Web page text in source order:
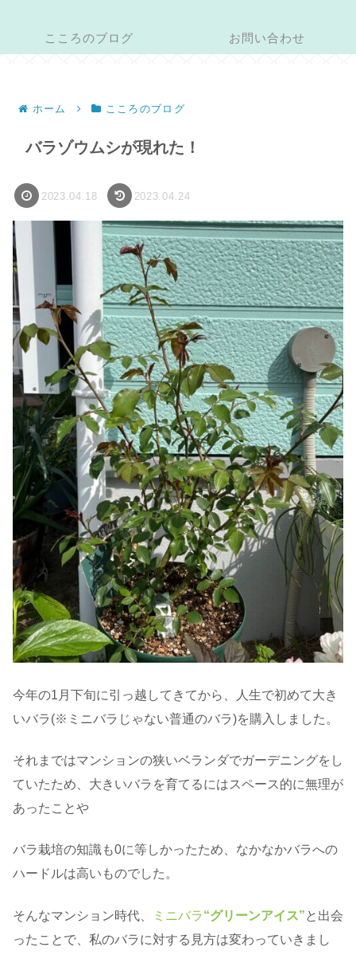
こころのブログ お問い合わせ
ホーム こころのブログ
バラゾウムシが現れた！
2023.04.18 2023.04.24
今年の1月下旬に引っ越してきてから、人生で初めて大き
いバラ(※ミニバラじゃない普通のバラ)を購入しました。
それまではマンションの狭いベランダでガーデニングをし
ていたため、大きいバラを育てるにはスペース的に無理が
あったことや
バラ栽培の知識も0に等しかったため、なかなかバラへの
ハードルは高いものでした。
そんなマンション時代、 ミニバラ“グリーンアイス” と出会
ったことで、私のバラに対する見方は変わっていきまし